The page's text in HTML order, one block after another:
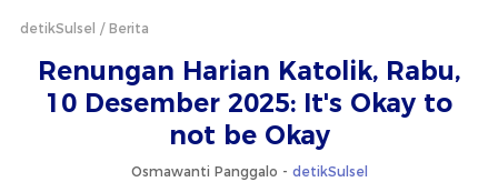
detikSulsel Berita
Renungan Harian Katolik, Rabu,
10 Desember 2025: It's Okay to
not be Okay
Osmawanti Panggalo - detikSulsel